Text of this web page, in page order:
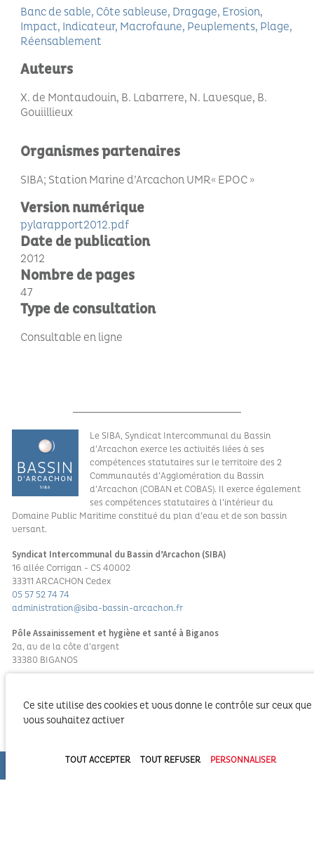
Banc de sable Côte sableuse Dragage Erosion
Impact Indicateur Macrofaune Peuplements Plage
Réensablement
Auteurs
X. de Montaudouin, B. Labarrere, N. Lavesque, B.
Gouiillieux
Organismes partenaires
SIBA; Station Marine d’Arcachon UMR« EPOC »
Version numérique
pylarapport2012.pdf
Date de publication
2012
Nombre de pages
47
Type de consultation
Consultable en ligne
Le SIBA, Syndicat Intercommunal du Bassin
d’Arcachon exerce les activités liées à ses
compétences statutaires sur le territoire des 2
Communautés d’Agglomération du Bassin
d’Arcachon (COBAN et COBAS). Il exerce également
ses compétences statutaires à l’intérieur du
Domaine Public Maritime constitué du plan d’eau et de son bassin
versant.
Syndicat Intercommunal du Bassin d’Arcachon (SIBA)
16 allée Corrigan - CS 40002
33311 ARCACHON Cedex
05 57 52 74 74
administration@siba-bassin-arcachon.fr
Pôle Assainissement et hygiène et santé à Biganos
2a, av de la côte d’argent
33380 BIGANOS
PORTAIL TOURISME DU BASSIN
PORTAIL DE LA MARQUE BASSIN D’ARCACHON
Ce site utilise des cookies et vous donne le contrôle sur ceux que
vous souhaitez activer
TOUT ACCEPTER TOUT REFUSER PERSONNALISER